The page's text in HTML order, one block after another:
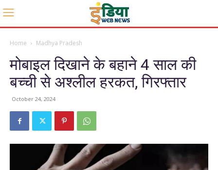
Home Madhya Pradesh
मोबाइल दिखाने के बहाने 4 साल की
बच्ची से अश्लील हरकत, गिरफ्तार
October 24, 2024